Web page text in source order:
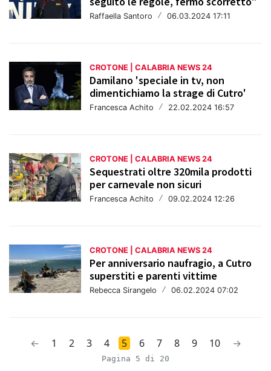
Raffaella Santoro / 06.03.2024 17:11
CROTONE | CALABRIA NEWS 24
Damilano 'speciale in tv, non
dimentichiamo la strage di Cutro'
Francesca Achito / 22.02.2024 16:57
CROTONE | CALABRIA NEWS 24
Sequestrati oltre 320mila prodotti
per carnevale non sicuri
Francesca Achito / 09.02.2024 12:26
CROTONE | CALABRIA NEWS 24
Per anniversario naufragio, a Cutro
superstiti e parenti vittime
Rebecca Sirangelo / 06.02.2024 07:02
← 1 2 3 4 5 6 7 8 9 10 →
Pagina 5 di 20